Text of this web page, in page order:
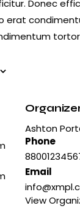
Donec
erat
Ashton
Phone
Email
View